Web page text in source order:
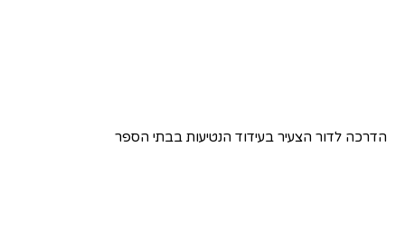
הדרכה לדור הצעיר בעידוד הנטיעות בבתי הספר